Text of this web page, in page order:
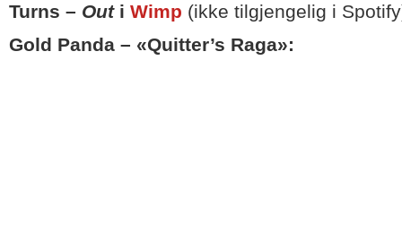
Turns – Out i Wimp (ikke tilgjengelig i
Gold Panda – «Quitter’s Raga»: